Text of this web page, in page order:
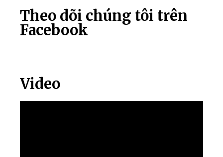
Theo dõi chúng tôi trên
Facebook
Video